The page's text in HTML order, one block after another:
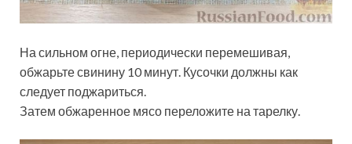
На сильном огне, периодически перемешивая,
обжарьте свинину 10 минут. Кусочки должны как
следует поджариться.
Затем обжаренное мясо переложите на тарелку.